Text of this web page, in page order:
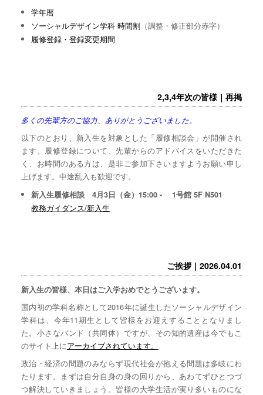
学年暦
ソーシャルデザイン学科 時間割 （調整・修正部分赤字）
履修登録・登録変更期間
2,3,4年次の皆様｜再掲
多くの先輩方のご協力、ありがとうございました。
以下のとおり、新入生を対象とした「履修相談会」が開催され
ます。履修登録について、先輩からのアドバイスをいただきた
く、お時間のある方は、是非ご参加下さいますようお願い申し
上げます。中途乱入も歓迎です。
新入生履修相談 4月3日（金）15:00 - 1号館 5F N501
教務ガイダンス/新入生
ご挨拶｜2026.04.01
新入生の皆様、本日はご入学おめでとうございます。
国内初の学科名称として2016年に誕生したソーシャルデザイン
学科は、今年11期生として皆様をお迎えすることとなりまし
た。小さなバンド（共同体）ですが、その知的遺産は今でもこ
のサイト上にアーカイブされています。
政治・経済の問題のみならず現代社会が抱える問題は多岐にわ
たります。まずは自分自身の身の回りから、あわてずひとつづ
つ解決していきましょう。皆様の大学生活が実り多いものにな